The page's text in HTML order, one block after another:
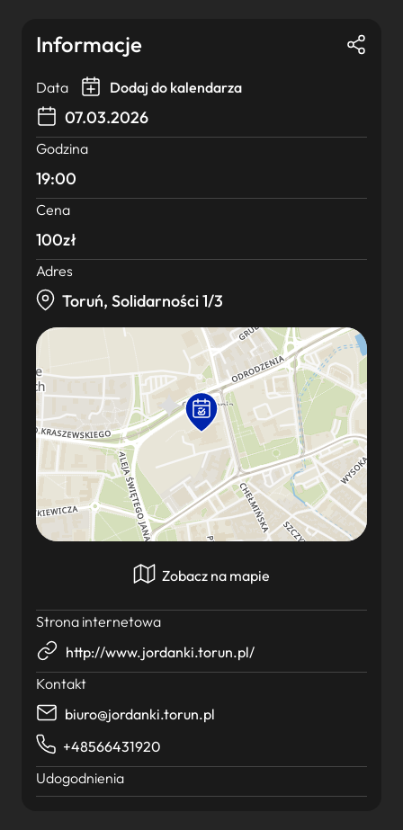
Informacje
Data Dodaj do kalendarza
07.03.2026
Godzina
19:00
Cena
100zł
Adres
Toruń, Solidarności 1/3
Zobacz na mapie
Strona internetowa
http://www.jordanki.torun.pl/
Kontakt
biuro@jordanki.torun.pl
+48566431920
Udogodnienia